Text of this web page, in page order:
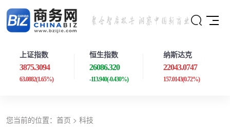
上证指数
3875.3094
63.0882(1.65%)
恒生指数
26086.320
-113.940(-0.430%)
纳斯达克
22043.0747
157.0143(0.72%)
您当前的位置： 首页 > 科技